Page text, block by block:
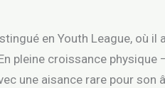
en Youth League, où il
pleine croissance physique
une aisance rare pour son